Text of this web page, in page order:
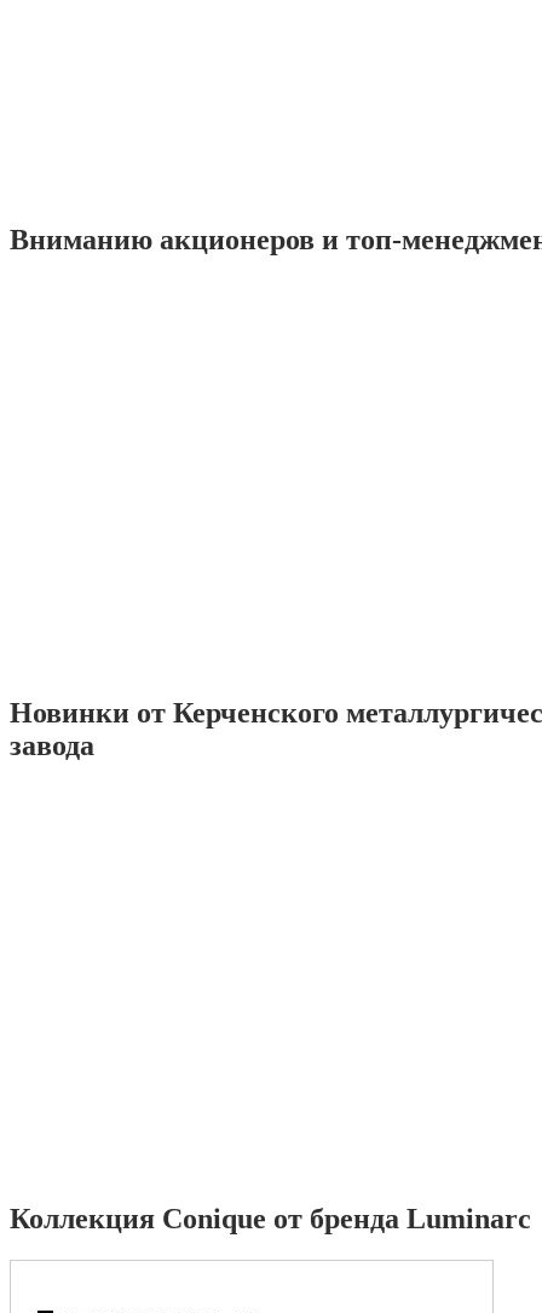
Вниманию акционеров и топ-
Новинки от Керченского
завода
Коллекция Conique от бренда Luminarc